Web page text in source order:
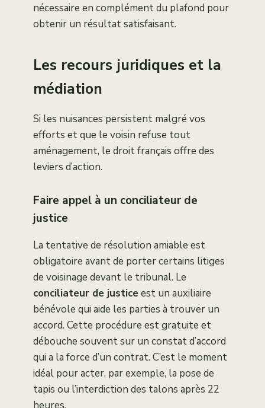
nécessaire en complément du plafond pour
obtenir un résultat satisfaisant.
Les recours juridiques et la
médiation
Si les nuisances persistent malgré vos
efforts et que le voisin refuse tout
aménagement, le droit français offre des
leviers d’action.
Faire appel à un conciliateur de
justice
La tentative de résolution amiable est
obligatoire avant de porter certains litiges
de voisinage devant le tribunal. Le
conciliateur de justiceest un auxiliaire
bénévole qui aide les parties à trouver un
accord. Cette procédure est gratuite et
débouche souvent sur un constat d’accord
qui a la force d’un contrat. C’est le moment
idéal pour acter, par exemple, la pose de
tapis ou l’interdiction des talons après 22
heures.